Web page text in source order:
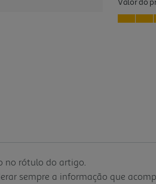
no rótulo do artigo.
sempre a informação que